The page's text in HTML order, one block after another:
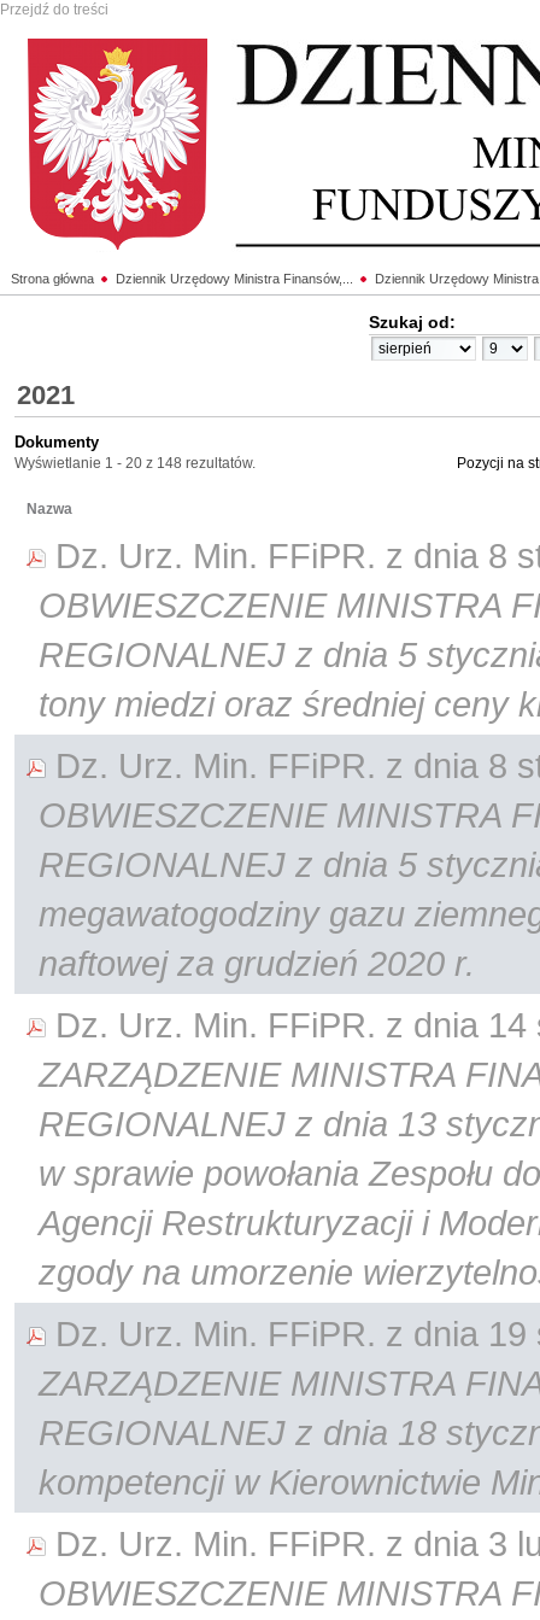
Przejdź do treści
Strona główna Dziennik Urzędowy Ministra Finansów,... Dziennik Urzędowy
Szukaj od:
2021
Dokumenty
Wyświetlanie 1 - 20 z 148 rezultatów. Pozycji na
Nazwa
Dz. Urz. Min. FFiPR. z dnia 8
OBWIESZCZENIE MINISTRA
REGIONALNEJ z dnia 5
tony miedzi oraz średniej ceny
Dz. Urz. Min. FFiPR. z dnia 8
OBWIESZCZENIE MINISTRA
REGIONALNEJ z dnia 5
megawatogodziny gazu
naftowej za grudzień 2020 r.
Dz. Urz. Min. FFiPR. z dnia
ZARZĄDZENIE MINISTRA
REGIONALNEJ z dnia 13
w sprawie powołania Zespołu
Agencji Restrukturyzacji i
zgody na umorzenie
Dz. Urz. Min. FFiPR. z dnia
ZARZĄDZENIE MINISTRA
REGIONALNEJ z dnia 18
kompetencji w Kierownictwie
Dz. Urz. Min. FFiPR. z dnia 3
OBWIESZCZENIE MINISTRA